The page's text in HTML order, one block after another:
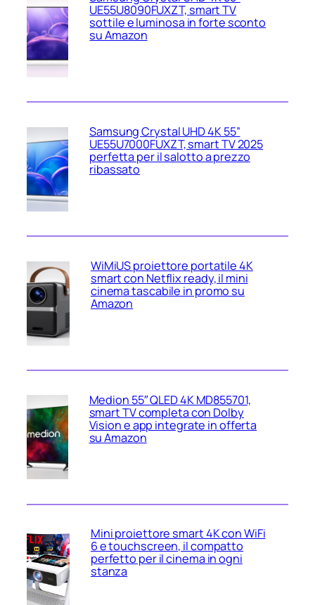
UE55U8090FUXZT, smart TV
sottile e luminosa in forte sconto
su Amazon
Samsung Crystal UHD 4K 55”
UE55U7000FUXZT, smart TV 2025
perfetta per il salotto a prezzo
ribassato
WiMiUS proiettore portatile 4K
smart con Netflix ready, il mini
cinema tascabile in promo su
Amazon
Medion 55″ QLED 4K MD855701,
smart TV completa con Dolby
Vision e app integrate in offerta
su Amazon
Mini proiettore smart 4K con WiFi
6 e touchscreen, il compatto
perfetto per il cinema in ogni
stanza